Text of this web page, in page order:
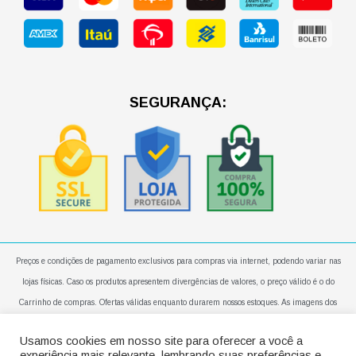
o
o
g
m
a
p
SEGURANÇA:
Preços e condições de pagamento exclusivos para compras via internet, podendo variar nas
lojas físicas. Caso os produtos apresentem divergências de valores, o preço válido é o do
Carrinho de compras. Ofertas válidas enquanto durarem nossos estoques. As imagens dos
alteração sem aviso prévio. Em caso de entregas em apartamentos, a mesma será realizada no
Usamos cookies em nosso site para oferecer a você a